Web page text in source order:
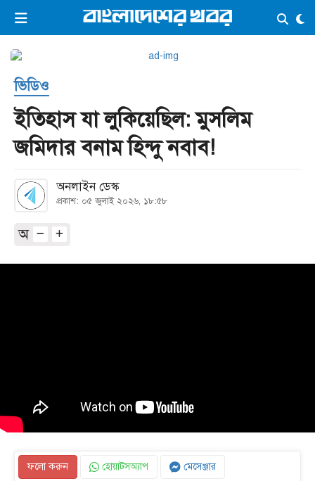
ভিডিও ই-পেপার লগইন ×
প্রচ্ছদ
সর্বশেষ
সব বিভাগ
আর্কাইভ
কনভার্টার
ভিডিও
ইতিহাস যা লুকিয়েছিল: মুসলিম
জমিদার বনাম হিন্দু নবাব!
অনলাইন ডেস্ক
প্রকাশ: ০৫ জুলাই ২০২৬, ১৮:৫৮
অ
ফলো করুন হোয়াটসঅ্যাপ মেসেঞ্জার